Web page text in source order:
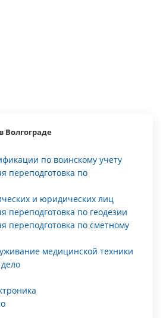
Волгограде
по воинскому учету
переподготовка по
и юридических лиц
переподготовка по геодезии
переподготовка по сметному
медицинской техники